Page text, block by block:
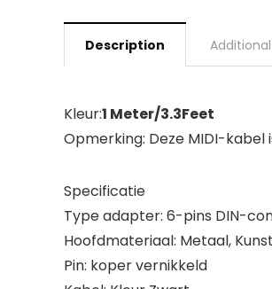
Description
Kleur:1 Meter/3.3Feet
Opmerking: Deze MIDI-kabel
Specificatie
Type adapter: 6-pins DIN-
Hoofdmateriaal: Metaal,
Pin: koper vernikkeld